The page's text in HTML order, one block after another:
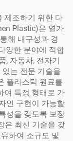
제조하기 위한 다
Plastic)은 열가
해 내구성과 경
양한 분야에 적합
, 자동차, 전자기
는 전문 기술을
플라스틱 원료를
여 특정 형태로 가
인 구현이 가능할
성을 갖도록 보장
은 최신 기술을 갖
하여 소규모 및